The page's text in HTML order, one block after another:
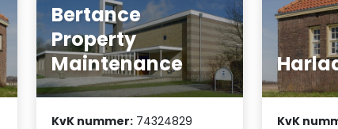
Bertance
Property
Maintenance
KvK nummer: 74324829
KvK